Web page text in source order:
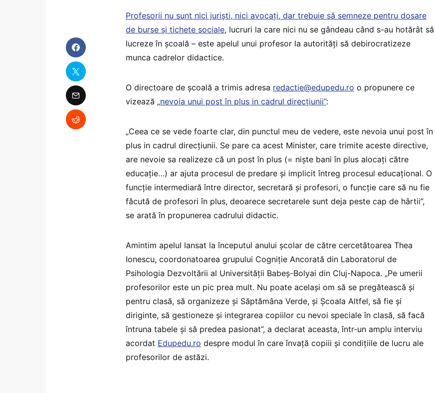
Profesorii nu sunt nici juriști, nici avocați, dar trebuie să semneze pentru dosare
de burse și tichete sociale, lucruri la care nici nu se gândeau când s-au hotărât să
lucreze în școală – este apelul unui profesor la autorități să debirocratizeze
munca cadrelor didactice.
O directoare de școală a trimis adresa redactie@edupedu.ro o propunere ce
vizează „nevoia unui post în plus in cadrul direcțiunii”:
„Ceea ce se vede foarte clar, din punctul meu de vedere, este nevoia unui post în
plus in cadrul direcțiunii. Se pare ca acest Minister, care trimite aceste directive,
are nevoie sa realizeze că un post în plus (= niște bani în plus alocați către
educație…) ar ajuta procesul de predare și implicit întreg procesul educațional. O
funcție intermediară între director, secretară și profesori, o funcție care să nu fie
făcută de profesori în plus, deoarece secretarele sunt deja peste cap de hârtii”,
se arată în propunerea cadrului didactic.
Amintim apelul lansat la începutul anului școlar de către cercetătoarea Thea
Ionescu, coordonatoarea grupului Cogniţie Ancorată din Laboratorul de
Psihologia Dezvoltării al Universității Babeș-Bolyai din Cluj-Napoca. „Pe umerii
profesorilor este un pic prea mult. Nu poate același om să se pregătească și
pentru clasă, să organizeze și Săptămâna Verde, și Școala Altfel, să fie și
diriginte, să gestioneze și integrarea copiilor cu nevoi speciale în clasă, să facă
întruna tabele și să predea pasionat”, a declarat aceasta, într-un amplu interviu
acordat Edupedu.ro despre modul în care învață copiii și condițiile de lucru ale
profesorilor de astăzi.